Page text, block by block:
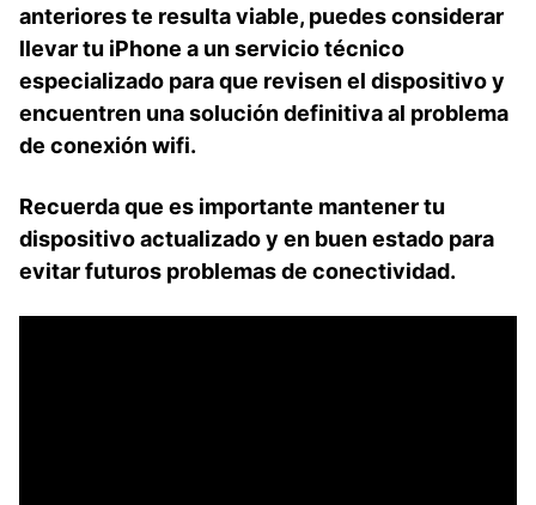
anteriores te resulta viable, puedes considerar
llevar tu iPhone a un servicio​ técnico
‍especializado para que revisen el dispositivo ⁤y
encuentren una solución definitiva al problema
de conexión wifi.
Recuerda ⁤que es importante ‌mantener⁣ tu
dispositivo actualizado y en buen estado ‌para⁤
evitar futuros problemas de conectividad.